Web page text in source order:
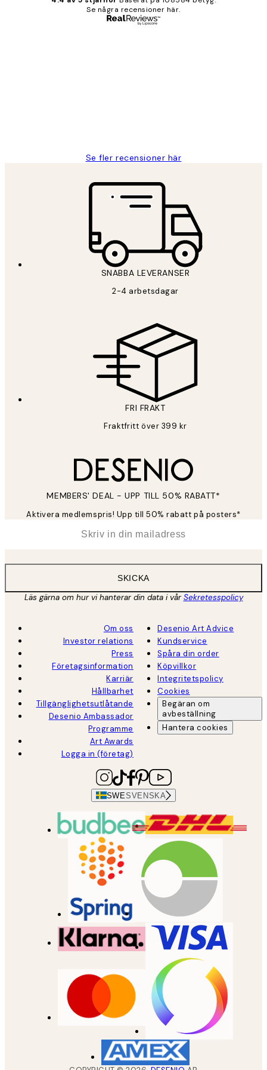
Se några recensioner här.
Se fler recensioner här
SNABBA LEVERANSER
2-4 arbetsdagar
FRI FRAKT
Fraktfritt över 399 kr
MEMBERS' DEAL - UPP TILL 50% RABATT*
Aktivera medlemspris! Upp till 50% rabatt på posters*
SKICKA
Läs gärna om hur vi hanterar din data i vårSekretesspolicy
Om oss
Investor relations
Press
Företagsinformation
Karriär
Hållbarhet
Tillgänglighetsutlåtande
Desenio Ambassador
Programme
Art Awards
Logga in (företag)
Desenio Art Advice
Kundservice
Spåra din order
Köpvillkor
Integritetspolicy
Cookies
Begäran om
avbeställning
Hantera cookies
SWESVENSKA